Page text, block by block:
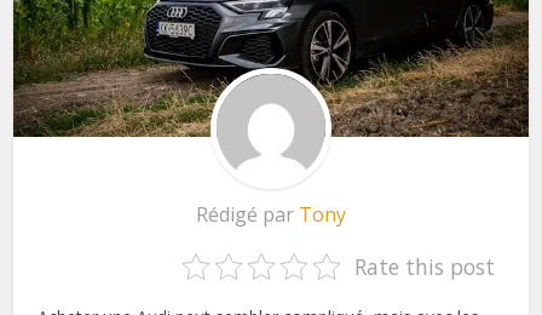
Rédigé par Tony
Rate this post